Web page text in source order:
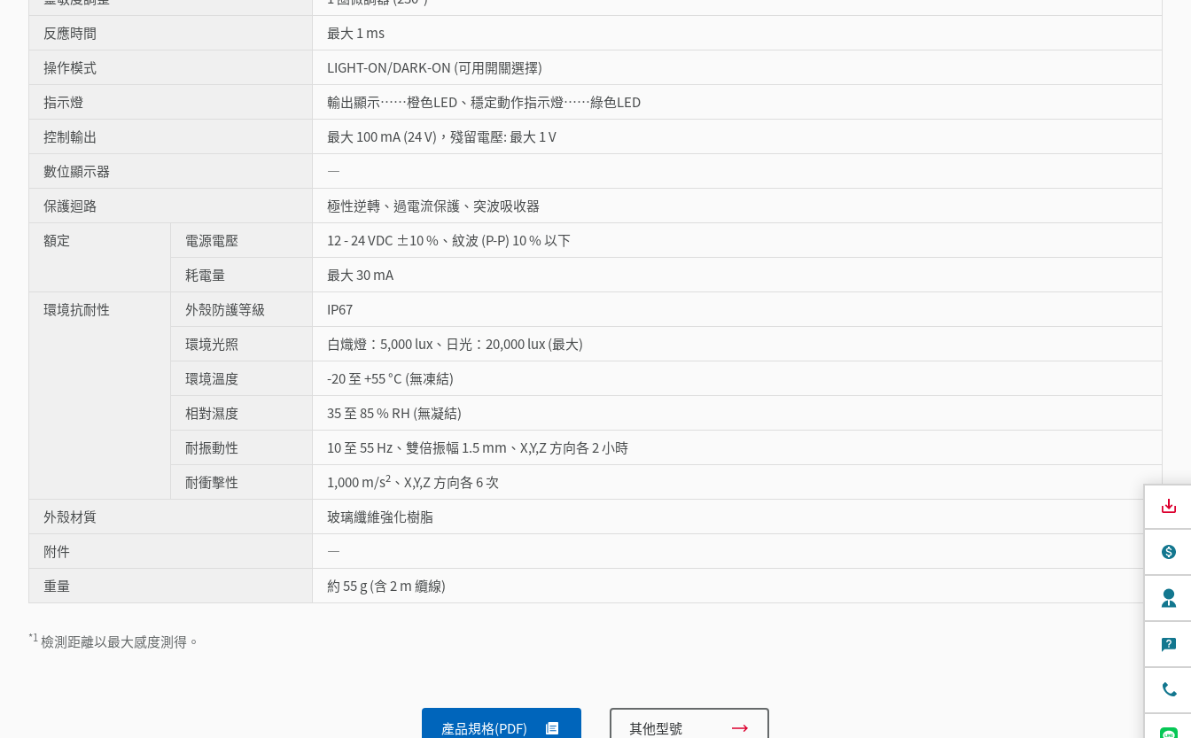
反應時間
最大 1 ms
操作模式
LIGHT-ON/DARK-ON (可用開關選擇)
指示燈
輸出顯示……橙色LED、穩定動作指示燈……綠色LED
控制輸出
最大 100 mA (24 V)，殘留電壓: 最大 1 V
數位顯示器
―
保護迴路
極性逆轉、過電流保護、突波吸收器
額定
電源電壓
12 - 24 VDC ±10 %、紋波 (P-P) 10 % 以下
耗電量
最大 30 mA
環境抗耐性
外殼防護等級
IP67
環境光照
白熾燈：5,000 lux、日光：20,000 lux (最大)
環境溫度
-20 至 +55 °C (無凍結)
相對濕度
35 至 85 % RH (無凝結)
耐振動性
10 至 55 Hz、雙倍振幅 1.5 mm、X,Y,Z 方向各 2 小時
耐衝擊性
1,000 m/s2 、X,Y,Z 方向各 6 次
外殼材質
玻璃纖維強化樹脂
附件
―
重量
約 55 g (含 2 m 纜線)
*1 檢測距離以最大感度測得。
產品規格(PDF) 其他型號